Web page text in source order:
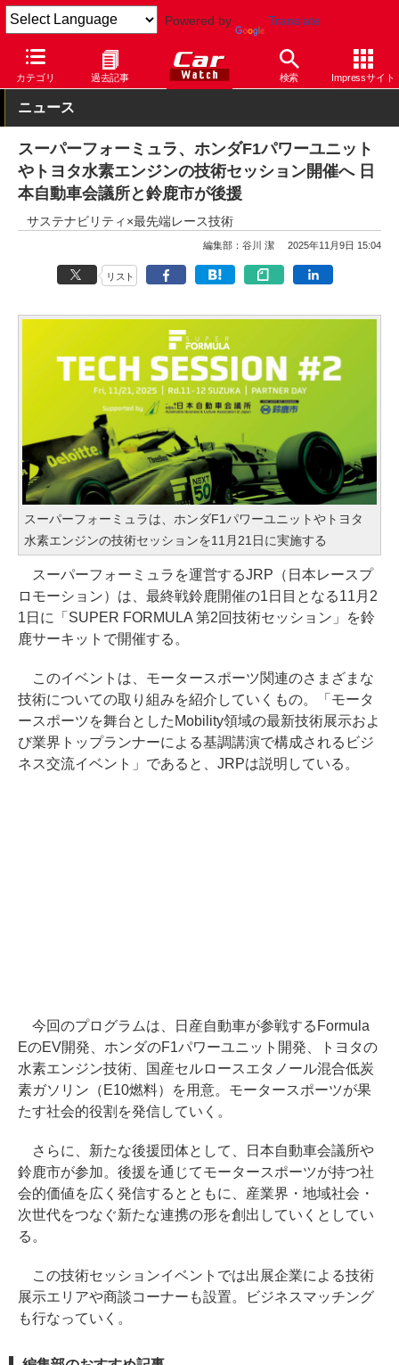
Powered by Translate
カテゴリ 過去記事 検索 Impressサイト
Car Watch モータースポーツ スーパーフォーミュラ
ニュース
スーパーフォーミュラ、ホンダF1パワーユニット
やトヨタ水素エンジンの技術セッション開催へ 日
本自動車会議所と鈴鹿市が後援
サステナビリティ×最先端レース技術
編集部：谷川 潔 2025年11月9日 15:04
リスト
スーパーフォーミュラは、ホンダF1パワーユニットやトヨタ
水素エンジンの技術セッションを11月21日に実施する
スーパーフォーミュラを運営するJRP（日本レースプ
ロモーション）は、最終戦鈴鹿開催の1日目となる11月2
1日に「SUPER FORMULA 第2回技術セッション」を鈴
鹿サーキットで開催する。
このイベントは、モータースポーツ関連のさまざまな
技術についての取り組みを紹介していくもの。「モータ
ースポーツを舞台としたMobility領域の最新技術展⽰およ
び業界トップランナーによる基調講演で構成されるビジ
ネス交流イベント」であると、JRPは説明している。
今回のプログラムは、日産自動車が参戦するFormula
EのEV開発、ホンダのF1パワーユニット開発、トヨタの
水素エンジン技術、国産セルロースエタノール混合低炭
素ガソリン（E10燃料）を用意。モータースポーツが果
たす社会的役割を発信していく。
さらに、新たな後援団体として、日本自動車会議所や
鈴鹿市が参加。後援を通じてモータースポーツが持つ社
会的価値を広く発信するとともに、産業界・地域社会・
次世代をつなぐ新たな連携の形を創出していくとしてい
る。
この技術セッションイベントでは出展企業による技術
展示エリアや商談コーナーも設置。ビジネスマッチング
も行なっていく。